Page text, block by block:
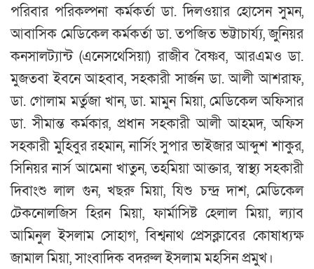
পরিবার পরিকল্পনা কর্মকর্তা ডা. দিলওয়ার হোসেন সুমন,
আবাসিক মেডিকেল কর্মকর্তা ডা. তপজিত ভট্টাচার্য্য, জুনিয়র
কনসালট্যান্ট (এনেসথেসিয়া) রাজীব বৈষ্ণব, আরএমও ডা.
মুজতবা ইবনে আহবাব, সহকারী সার্জন ডা. আলী আশরাফ,
ডা. গোলাম মর্তুজা খান, ডা. মামুন মিয়া, মেডিকেল অফিসার
ডা. সীমান্ত কর্মকার, প্রধান সহকারী আলী আহমদ, অফিস
সহকারী মুহিবুর রহমান, নার্সিং সুপার ভাইজার আব্দুশ শাকুর,
সিনিয়র নার্স আমেনা খাতুন, তহমিয়া আক্তার, স্বাস্থ্য সহকারী
দিবাংশু লাল গুন, খছরু মিয়া, যিশু চন্দ্র দাশ, মেডিকেল
টেকনোলজিস হিরন মিয়া, ফার্মাসিষ্ট হেলাল মিয়া, ল্যাব
আমিনুল ইসলাম সোহাগ, বিশ্বনাথ প্রেসক্লাবের কোষাধ্যক্ষ
জামাল মিয়া, সাংবাদিক বদরুল ইসলাম মহসিন প্রমুখ।